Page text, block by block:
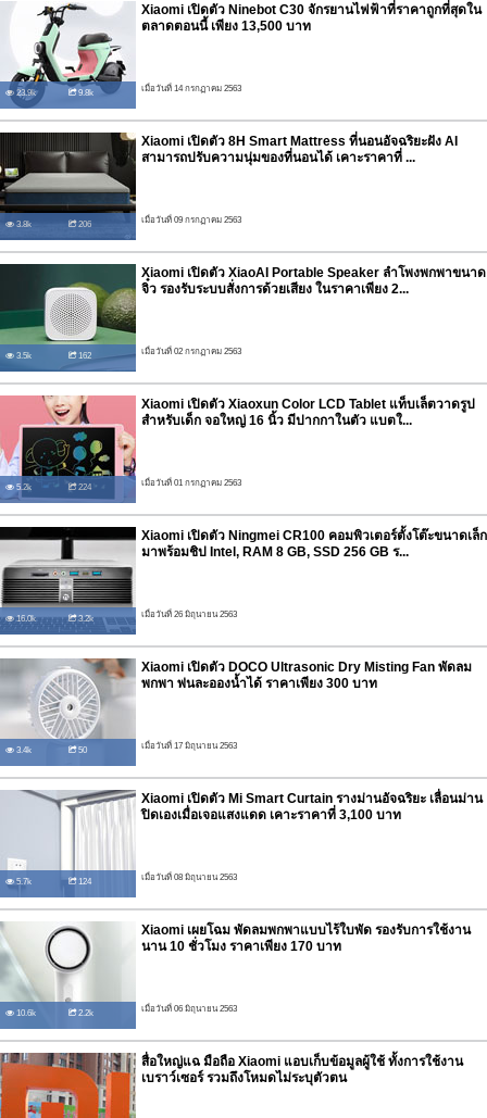
23.9k 9.8k
Xiaomi เปิดตัว Ninebot C30 จักรยานไฟฟ้าที่ราคาถูกที่สุดใน
ตลาดตอนนี้ เพียง 13,500 บาท
เมื่อวันที่ 14 กรกฏาคม 2563
3.8k 206
Xiaomi เปิดตัว 8H Smart Mattress ที่นอนอัจฉริยะฝัง AI
สามารถปรับความนุ่มของที่นอนได้ เคาะราคาที่ ...
เมื่อวันที่ 09 กรกฏาคม 2563
3.5k 162
Xiaomi เปิดตัว XiaoAI Portable Speaker ลำโพงพกพาขนาด
จิ๋ว รองรับระบบสั่งการด้วยเสียง ในราคาเพียง 2...
เมื่อวันที่ 02 กรกฏาคม 2563
5.2k 224
Xiaomi เปิดตัว Xiaoxun Color LCD Tablet แท็บเล็ตวาดรูป
สำหรับเด็ก จอใหญ่ 16 นิ้ว มีปากกาในตัว แบตใ...
เมื่อวันที่ 01 กรกฏาคม 2563
16.0k 3.2k
Xiaomi เปิดตัว Ningmei CR100 คอมพิวเตอร์ตั้งโต๊ะขนาดเล็ก
มาพร้อมชิป Intel, RAM 8 GB, SSD 256 GB ร...
เมื่อวันที่ 26 มิถุนายน 2563
3.4k 50
Xiaomi เปิดตัว DOCO Ultrasonic Dry Misting Fan พัดลม
พกพา พ่นละอองน้ำได้ ราคาเพียง 300 บาท
เมื่อวันที่ 17 มิถุนายน 2563
5.7k 124
Xiaomi เปิดตัว Mi Smart Curtain รางม่านอัจฉริยะ เลื่อนม่าน
ปิดเองเมื่อเจอแสงแดด เคาะราคาที่ 3,100 บาท
เมื่อวันที่ 08 มิถุนายน 2563
10.6k 2.2k
Xiaomi เผยโฉม พัดลมพกพาแบบไร้ใบพัด รองรับการใช้งาน
นาน 10 ชั่วโมง ราคาเพียง 170 บาท
เมื่อวันที่ 06 มิถุนายน 2563
สื่อใหญ่แฉ มือถือ Xiaomi แอบเก็บข้อมูลผู้ใช้ ทั้งการใช้งาน
เบราว์เซอร์ รวมถึงโหมดไม่ระบุตัวตน